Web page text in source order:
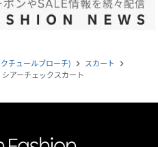
チュールブローチ) navigate_next スカート navigate_next
シアーチェックスカート